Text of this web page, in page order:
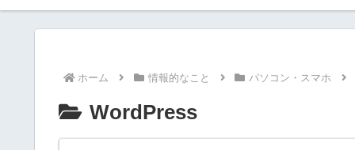
ホーム 情報的なこと パソコン・スマホ
WordPress